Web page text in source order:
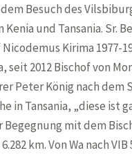
Besuch des
und Tansania. Sr.
Kirima 1977-
2012 Bischof von
Peter König nach dem
in Tansania, „diese ist
mit dem
km. Von Wa nach